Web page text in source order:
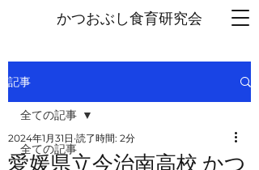
かつおぶし食育研究会
記事
全ての記事
全ての記事
愛媛県立今治南高校 かつ
2024年1月31日 読了時間: 2分